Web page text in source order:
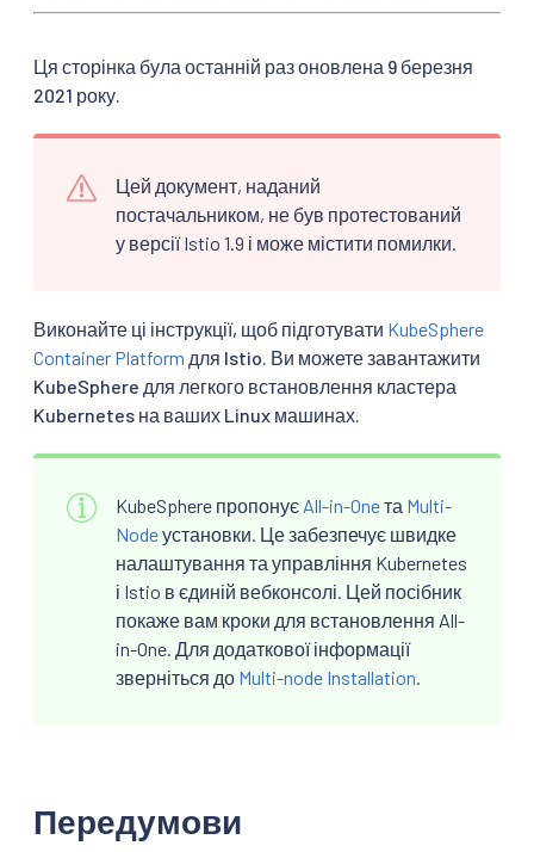
Ця сторінка була останній раз оновлена 9 березня
2021 року.
Цей документ, наданий
постачальником, не був протестований
у версії Istio 1.9 і може містити помилки.
Виконайте ці інструкції, щоб підготувати KubeSphere
Container Platform для Istio. Ви можете завантажити
KubeSphere для легкого встановлення кластера
Kubernetes на ваших Linux машинах.
KubeSphere пропонує All-in-Oneта Multi-
Nodeустановки. Це забезпечує швидке
налаштування та управління Kubernetes
і Istio в єдиній вебконсолі. Цей посібник
покаже вам кроки для встановлення All-
in-One. Для додаткової інформації
зверніться до Multi-node Installation
Передумови